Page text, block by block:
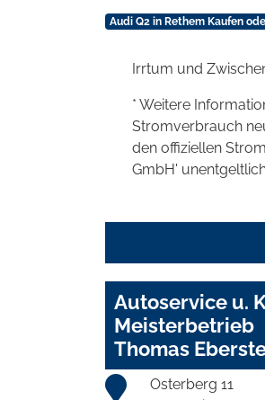
Audi Q2 in Rethem Kaufen
Irrtum und
* Weitere
Stromverbrauch
den offiziellen
GmbH'
Autoservice u.
Meisterbetrieb
Thomas
Osterberg 11